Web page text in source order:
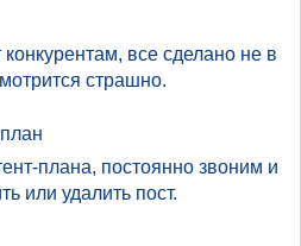
конкурентам, все сделано не в
страшно.
плана, постоянно звоним и
или удалить пост.